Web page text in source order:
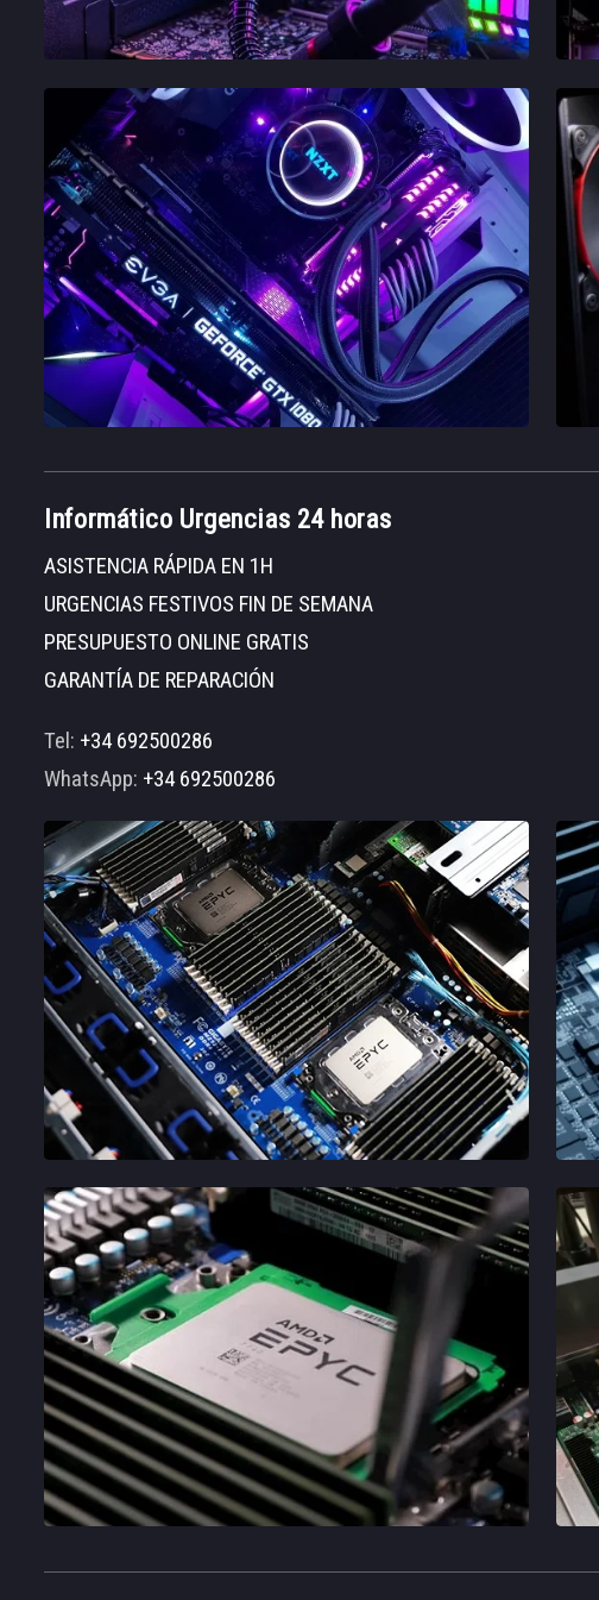
Informático Urgencias 24 horas
ASISTENCIA RÁPIDA EN 1H
URGENCIAS FESTIVOS FIN DE SEMANA
PRESUPUESTO ONLINE GRATIS
GARANTÍA DE REPARACIÓN
Tel: +34 692500286
WhatsApp: +34 692500286